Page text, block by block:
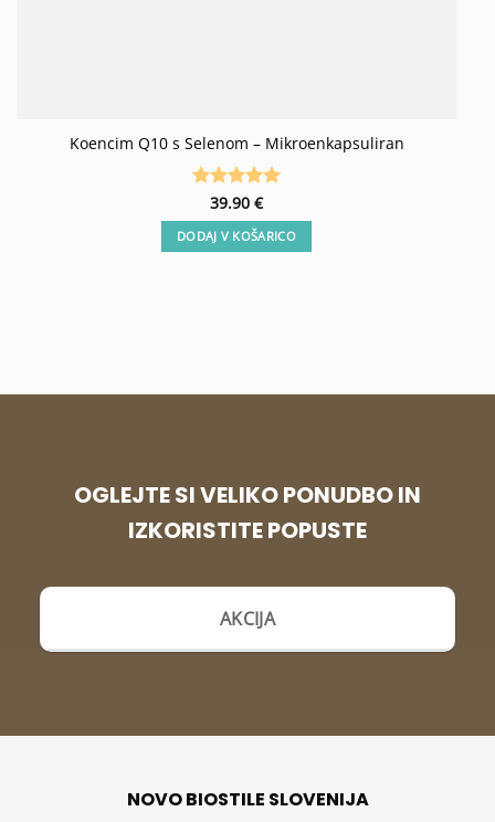
Koencim Q10 s Selenom – Mikroenkapsuliran
Ocenjeno
od 5
39.90 €
DODAJ V KOŠARICO
OGLEJTE SI VELIKO PONUDBO IN
IZKORISTITE POPUSTE
AKCIJA
NOVO BIOSTILE SLOVENIJA